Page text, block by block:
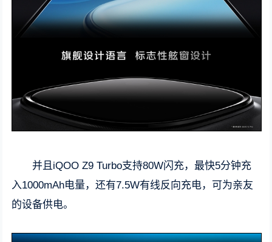
并且iQOO Z9 Turbo支持80W闪充，最快5分钟充
入1000mAh电量，还有7.5W有线反向充电，可为亲友
的设备供电。